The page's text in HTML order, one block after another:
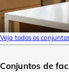
Veja todos os
Conjuntos de